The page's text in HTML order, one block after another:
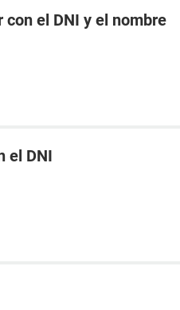
el DNI y el nombre
el DNI